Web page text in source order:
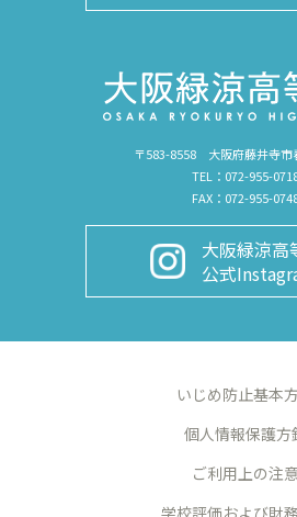
〒583-8558 大阪府藤井寺市
TEL：072-955-
FAX：072-955-
大阪緑涼高
公式
いじめ防止基本
個人情報保護方
ご利用上の注意
学校評価および財